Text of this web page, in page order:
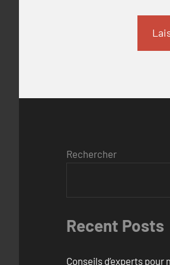
Rechercher
Recent Posts
Conseils d’experts